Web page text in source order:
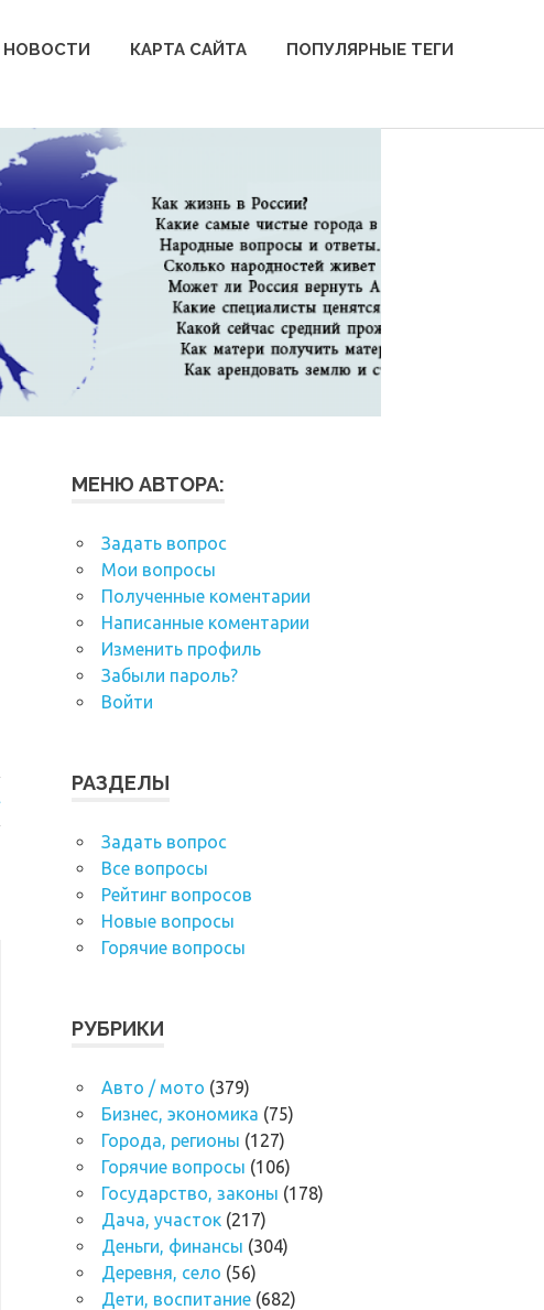
НОВОСТИ КАРТА САЙТА ПОПУЛЯРНЫЕ ТЕГИ
МЕНЮ АВТОРА:
Задать вопрос
Мои вопросы
Полученные коментарии
Написанные коментарии
Изменить профиль
Забыли пароль?
Войти
РАЗДЕЛЫ
Задать вопрос
Все вопросы
Рейтинг вопросов
Новые вопросы
Горячие вопросы
РУБРИКИ
Авто / мото (379)
Бизнес, экономика (75)
Города, регионы (127)
Горячие вопросы (106)
Государство, законы (178)
Дача, участок (217)
Деньги, финансы (304)
Деревня, село (56)
Дети, воспитание (682)